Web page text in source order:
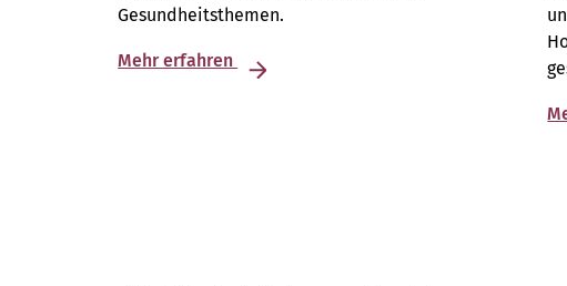
Gesundheitsthemen.
Mehr erfahren